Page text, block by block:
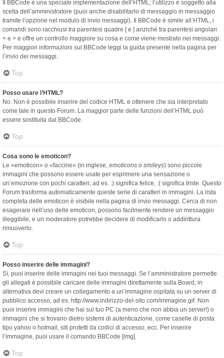
Il BBCode è una speciale implementazione dell’HTML; l’utilizzo è soggetto alla
scelta dell’amministratore (puoi anche disabilitarlo di messaggio in messaggio
tramite l’opzione nel modulo di invio messaggi). Il BBCode è simile all’HTML, i
comandi sono racchiusi tra parentesi quadre [ e ] anziché tra parentesi angolari
< e > e offre un controllo maggiore su cosa e come viene mostrato nei messaggi.
Per maggiori informazioni sul BBCode leggi la guida presente nella pagina per
l’invio dei messaggi.
Top
Posso usare l’HTML?
No. Non è possibile inserire del codice HTML e ottenere che sia interpretato
come tale in questo Forum. La maggior parte delle funzioni dell’HTML può
essere sostituita dal BBCode.
Top
Cosa sono le emoticon?
Le «emoticon» o «faccine» (in inglese, emoticons o smileys) sono piccole
immagini che possono essere usate per esprimere una sensazione o
un’emozione con pochi caratteri; ad es. :) significa felice, :( significa triste. Questo
Forum trasforma automaticamente queste serie di caratteri in immagini. La lista
completa delle emoticon è visibile nella pagina di invio messaggi. Cerca di non
esagerare nell’uso delle emoticon, possono facilmente rendere un messaggio
illeggibile, e un moderatore potrebbe decidere di modificarlo o addirittura
rimuoverlo.
Top
Posso inserire delle immagini?
Sì, puoi inserire delle immagini nei tuoi messaggi. Se l’amministratore permette
gli allegati è possibile caricare delle immagini direttamente sulla Board; in
alternativa devi creare un collegamento a un’immagine ospitata su un server di
pubblico accesso, ad es. http://www.indirizzo-del-sito.com/immagine.gif. Non
puoi inserire immagini che hai sul tuo PC (a meno che non abbia un server!) o
immagini che si trovano dietro sistemi di autenticazione, come caselle di posta
tipo yahoo o hotmail, siti protetti da codici di accesso, ecc. Per inserire
l’immagine, puoi usare il comando BBCode [img].
Top